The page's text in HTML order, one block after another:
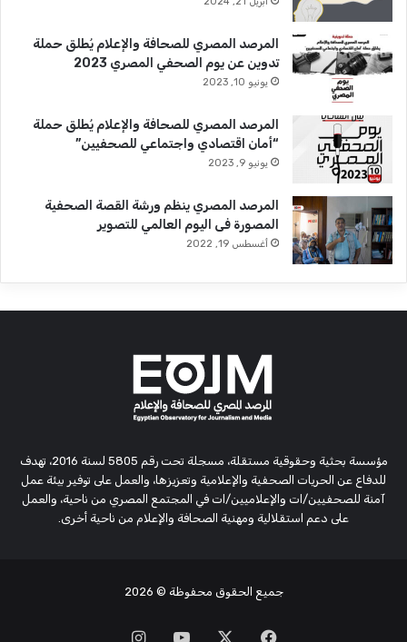
المرصد المصري للصحافة والإعلام يُطلق حملة
تدوين عن يوم الصحفي المصري 2023
يونيو 10, 2023
المرصد المصري للصحافة والإعلام يُطلق حملة
“أمان اقتصادي واجتماعي للصحفيين”
يونيو 9, 2023
المرصد المصري ينظم ورشة القصة الصحفية
المصورة فى اليوم العالمي للتصوير
أغسطس 19, 2022
مؤسسة بحثية وحقوقية مستقلة، مسجلة تحت رقم 5805 لسنة 2016، تهدف
للدفاع عن الحريات الصحفية والإعلامية وتعزيزها، والعمل على توفير بيئة عمل
آمنة للصحفيين/ات والإعلاميين/ات في المجتمع المصري من ناحية، والعمل
على دعم استقلالية ومهنية الصحافة والإعلام من ناحية أخرى.
جميع الحقوق محفوظة © 2026
فيسبوك ‫YouTube